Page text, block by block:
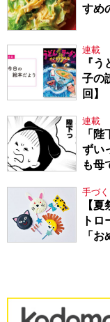
すめ
連載
『
子の
回】
連載
「
ずい
も母
手づく
【
ト
「